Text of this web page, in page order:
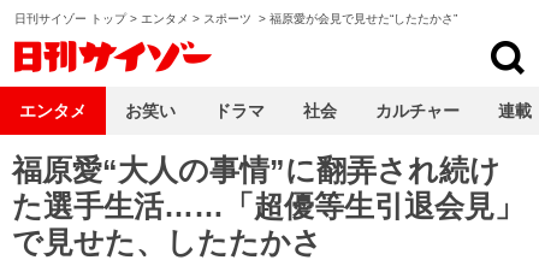
日刊サイゾー トップ> エンタメ > スポーツ > 福原愛が会見で見せた“したたかさ”
福原愛“大人の事情”に翻弄され続け
た選手生活……「超優等生引退会見」
で見せた、したたかさ
エンタメ お笑い ドラマ 社会 カルチャー 連載